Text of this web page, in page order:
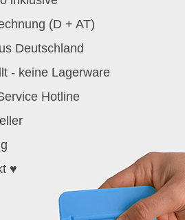
(D + AT)
Deutschland
- keine Lagerware
Hotline
♥